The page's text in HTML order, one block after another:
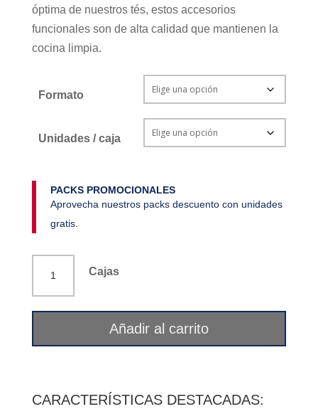
óptima de nuestros tés, estos accesorios
funcionales son de alta calidad que mantienen la
cocina limpia.
Formato
Unidades / caja
PACKS PROMOCIONALES
Aprovecha nuestros packs descuento con unidades
gratis.
permanente
Cajas
Añadir al carrito
CARACTERÍSTICAS DESTACADAS: